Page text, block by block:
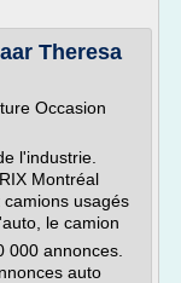
Theresa
Occasion
l'industrie.
Montréal
usagés
le camion
000 annonces.
auto